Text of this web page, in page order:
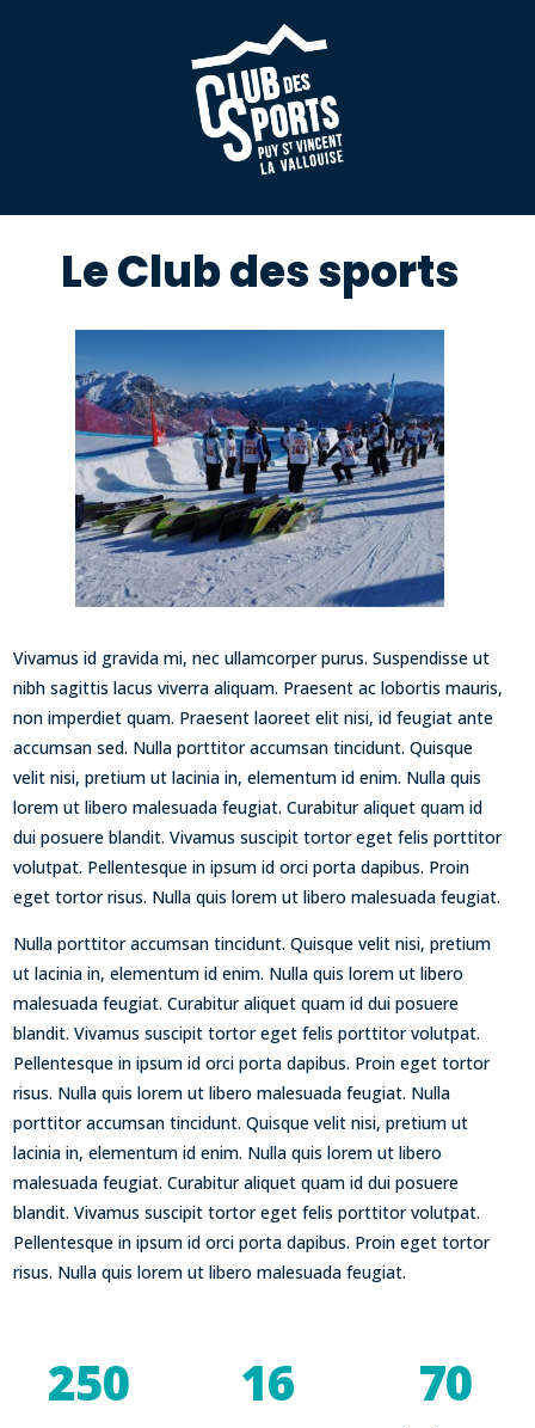
Le Club des sports
Vivamus id gravida mi, nec ullamcorper purus. Suspendisse ut
nibh sagittis lacus viverra aliquam. Praesent ac lobortis mauris,
non imperdiet quam. Praesent laoreet elit nisi, id feugiat ante
accumsan sed. Nulla porttitor accumsan tincidunt. Quisque
velit nisi, pretium ut lacinia in, elementum id enim. Nulla quis
lorem ut libero malesuada feugiat. Curabitur aliquet quam id
dui posuere blandit. Vivamus suscipit tortor eget felis porttitor
volutpat. Pellentesque in ipsum id orci porta dapibus. Proin
eget tortor risus. Nulla quis lorem ut libero malesuada feugiat.
Nulla porttitor accumsan tincidunt. Quisque velit nisi, pretium
ut lacinia in, elementum id enim. Nulla quis lorem ut libero
malesuada feugiat. Curabitur aliquet quam id dui posuere
blandit. Vivamus suscipit tortor eget felis porttitor volutpat.
Pellentesque in ipsum id orci porta dapibus. Proin eget tortor
risus. Nulla quis lorem ut libero malesuada feugiat. Nulla
porttitor accumsan tincidunt. Quisque velit nisi, pretium ut
lacinia in, elementum id enim. Nulla quis lorem ut libero
malesuada feugiat. Curabitur aliquet quam id dui posuere
blandit. Vivamus suscipit tortor eget felis porttitor volutpat.
Pellentesque in ipsum id orci porta dapibus. Proin eget tortor
risus. Nulla quis lorem ut libero malesuada feugiat.
250 16 70